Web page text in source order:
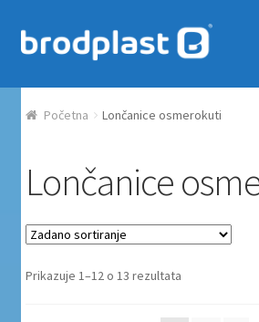
Preskoči na navigaciju
Skoči do sadržaja
Početna
Auctions
Košarica
Moj račun
Početna Lončanice osmerokuti
Lončanice
Prikazuje 1–12 o 13 rezultata